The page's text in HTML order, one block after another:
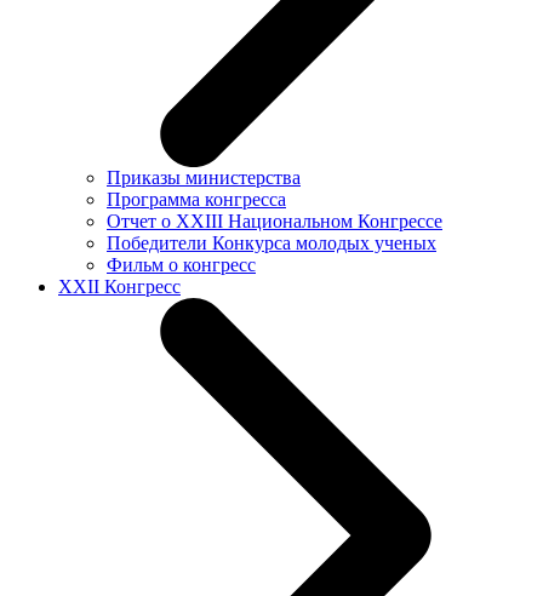
Приказы министерства
Программа конгресса
Отчет о XXIII Национальном Конгрессе
Победители Конкурса молодых ученых
Фильм о конгресс
XXII Конгресс